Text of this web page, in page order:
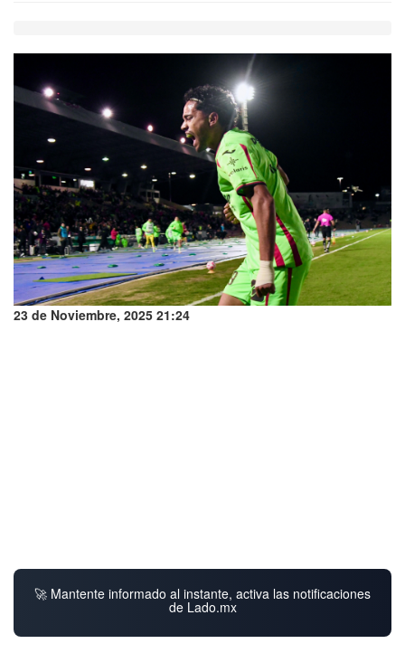
23 de Noviembre, 2025 21:24
🚀 Mantente informado al instante, activa las notificaciones
de Lado.mx